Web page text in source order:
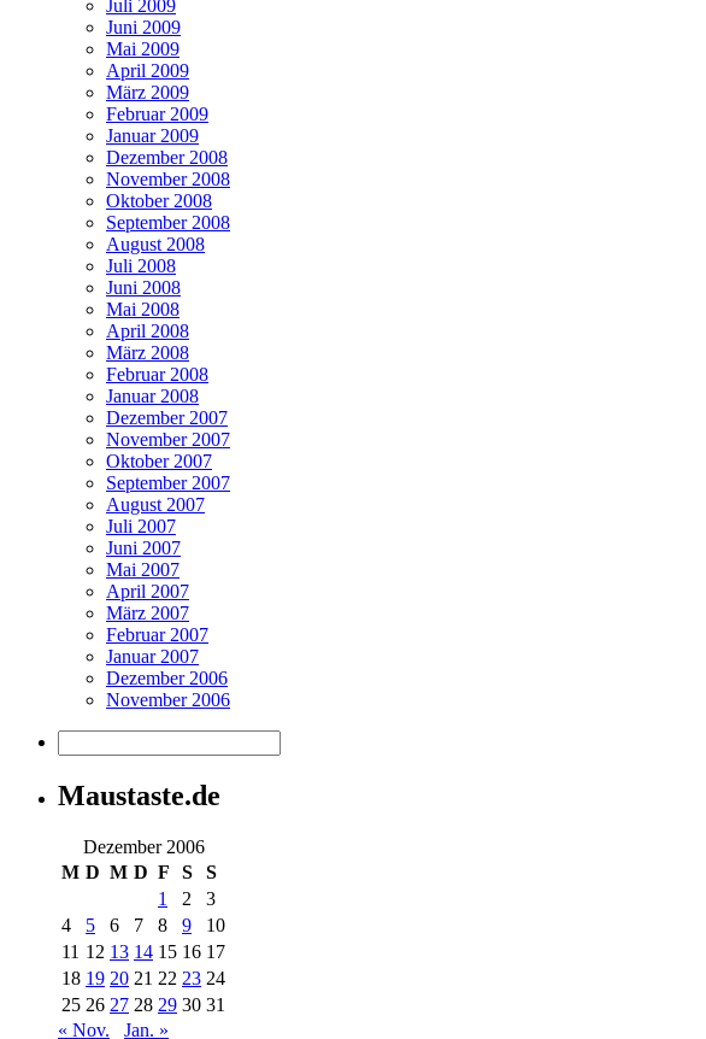
Juli 2009
Juni 2009
Mai 2009
April 2009
März 2009
Februar 2009
Januar 2009
Dezember 2008
November 2008
Oktober 2008
September 2008
August 2008
Juli 2008
Juni 2008
Mai 2008
April 2008
März 2008
Februar 2008
Januar 2008
Dezember 2007
November 2007
Oktober 2007
September 2007
August 2007
Juli 2007
Juni 2007
Mai 2007
April 2007
März 2007
Februar 2007
Januar 2007
Dezember 2006
November 2006
Maustaste.de
Dezember 2006
M D M D F S
S
1
2
3
4
5 6 7 8 9
10
11 12 13 14 15 16 17
18 19 20 21 22 23 24
25 26 27 28 29 30 31
« Nov.
Jan. »